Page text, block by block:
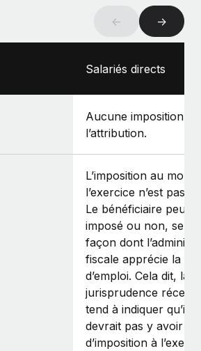
← →
Salariés directs
Aucune imposition à
l’attribution.
L’imposition au
l’exercice n’est pas
Le bénéficiaire peut
imposé ou non,
façon dont
fiscale apprécie la
d’emploi. Cela dit, la
jurisprudence récente
tend à indiquer qu’il
devrait pas y avoir
d’imposition à